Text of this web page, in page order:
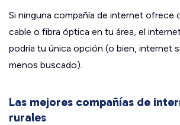
Si ninguna compañía de internet ofrece
cable o fibra óptica en tu área, el
podría tu única opción (o bien, internet
menos buscado).
Las mejores compañías de
rurales